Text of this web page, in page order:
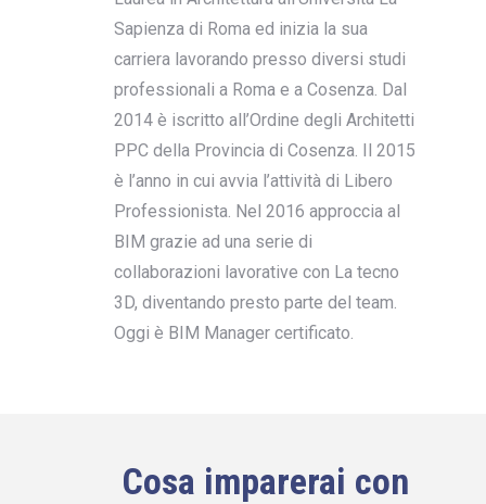
Sapienza di Roma ed inizia la sua
carriera lavorando presso diversi studi
professionali a Roma e a Cosenza. Dal
2014 è iscritto all’Ordine degli Architetti
PPC della Provincia di Cosenza. Il 2015
è l’anno in cui avvia l’attività di Libero
Professionista. Nel 2016 approccia al
BIM grazie ad una serie di
collaborazioni lavorative con La tecno
3D, diventando presto parte del team.
Oggi è BIM Manager certificato.
Cosa imparerai con